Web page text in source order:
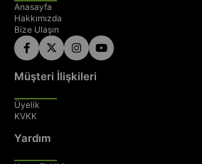
Anasayfa
Hakkımızda
Bize Ulaşın
Müşteri İlişkileri
Üyelik
KVKK
Yardım